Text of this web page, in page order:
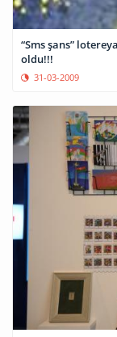
“Sms şans”
oldu!!!
31-03-2009